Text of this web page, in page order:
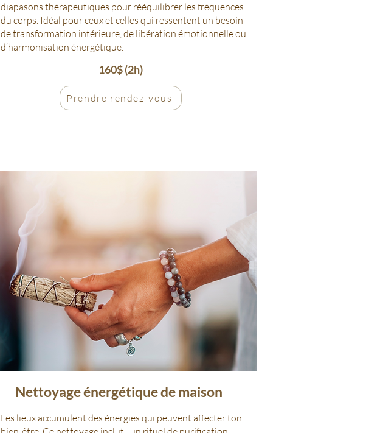
diapasons thérapeutiques pour rééquilibrer les fréquences
du corps. Idéal pour ceux et celles qui ressentent un besoin
de transformation intérieure, de libération émotionnelle ou
d’harmonisation énergétique.
160$ (2h)
Prendre rendez-vous
Nettoyage énergétique de maison
Les lieux accumulent des énergies qui peuvent affecter ton